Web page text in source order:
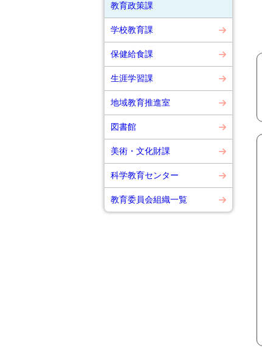
教育政策課
学校教育課
保健給食課
生涯学習課
地域教育推進室
図書館
美術・文化財課
科学教育センター
教育委員会組織一覧